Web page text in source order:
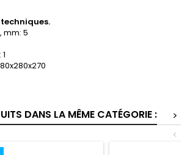
mm: 5
DANS LA MÊME CATÉGORIE :
>
<